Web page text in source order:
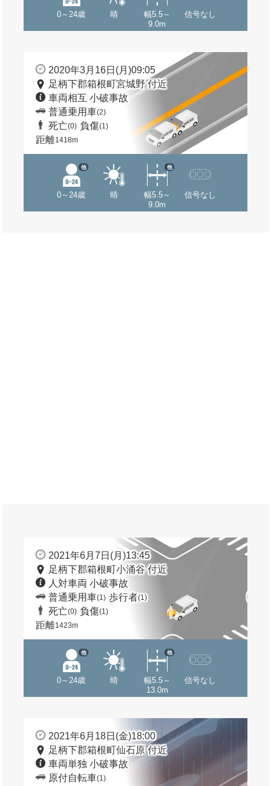
0～24歳 晴
幅5.5～
9.0m
信号なし
2020年3月16日(月)09:05
足柄下郡箱根町宮城野 付近
車両相互 小破事故
普通乗用車(2)
死亡(0) 負傷(1)
距離1418m
0～24歳
他
晴
幅5.5～
9.0m
他
信号なし
2021年6月7日(月)13:45
足柄下郡箱根町小涌谷 付近
人対車両 小破事故
普通乗用車(1) 歩行者(1)
死亡(0) 負傷(1)
距離1423m
0～24歳
他
晴
幅5.5～
13.0m
他
信号なし
2021年6月18日(金)18:00
足柄下郡箱根町仙石原 付近
車両単独 小破事故
原付自転車(1)